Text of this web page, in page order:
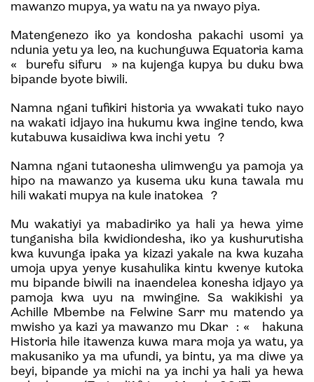
mawanzo mupya, ya watu na ya nwayo piya.
Matengenezo iko ya kondosha pakachi usomi ya
ndunia yetu ya leo, na kuchunguwa Equatoria kama
« burefu sifuru » na kujenga kupya bu duku bwa
bipande byote biwili.
Namna ngani tufikiri historia ya wwakati tuko nayo
na wakati idjayo ina hukumu kwa ingine tendo, kwa
kutabuwa kusaidiwa kwa inchi yetu ?
Namna ngani tutaonesha ulimwengu ya pamoja ya
hipo na mawanzo ya kusema uku kuna tawala mu
hili wakati mupya na kule inatokea ?
Mu wakatiyi ya mabadiriko ya hali ya hewa yime
tunganisha bila kwidiondesha, iko ya kushurutisha
kwa kuvunga ipaka ya kizazi yakale na kwa kuzaha
umoja upya yenye kusahulika kintu kwenye kutoka
mu bipande biwili na inaendelea konesha idjayo ya
pamoja kwa uyu na mwingine. Sa wakikishi ya
Achille Mbembe na Felwine Sarr mu matendo ya
mwisho ya kazi ya mawanzo mu Dkar : « hakuna
Historia hile itawenza kuwa mara moja ya watu, ya
makusaniko ya ma ufundi, ya bintu, ya ma diwe ya
beyi, bipande ya michi na ya inchi ya hali ya hewa